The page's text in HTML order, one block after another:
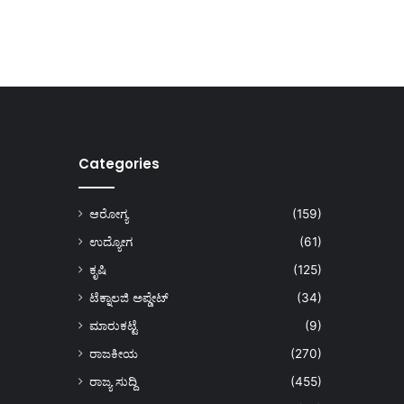
Categories
ಆರೋಗ್ಯ
(159)
ಉದ್ಯೋಗ
(61)
ಕೃಷಿ
(125)
ಟೆಕ್ನಾಲಜಿ ಅಪ್ಡೇಟ್
(34)
ಮಾರುಕಟ್ಟೆ
(9)
ರಾಜಕೀಯ
(270)
ರಾಜ್ಯ ಸುದ್ದಿ
(455)